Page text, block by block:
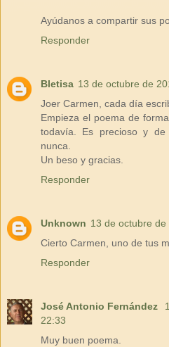
Ayúdanos a compartir sus
Responder
Bletisa 13 de octubre de
Joer Carmen, cada día
Empieza el poema de
todavía. Es precioso y
nunca.
Un beso y gracias.
Responder
Unknown 13 de octubre
Cierto Carmen, uno de tus
Responder
José Antonio Fernández
22:33
Muy buen poema.